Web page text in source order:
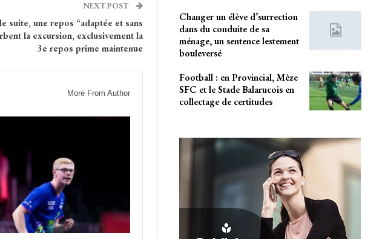
NEXT POST
suite, une repos “adaptée et sans
la excursion, exclusivement la
3e repos prime maintenue
More From Author
Changer un élève d’surrection
dans du conduite de sa
ménage, un sentence lestement
bouleversé
Football : en Provincial, Mèze
SFC et le Stade Balarucois en
collectage de certitudes